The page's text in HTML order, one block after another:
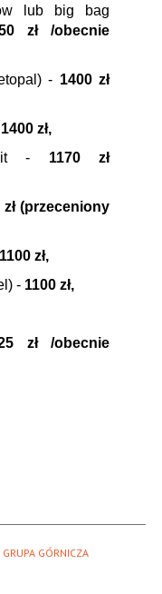
lub big bag
zł /obecnie
- 1400 zł
1400 zł,
- 1170 zł
zł (przeceniony
1100 zł,
- 1100 zł,
zł /obecnie
GÓRNICZA